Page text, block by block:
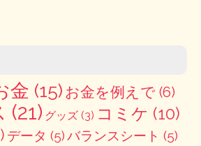
金 (15) お金を例えで (6)
(21) グッズ (3) コミケ (10)
データ (5)バランスシート (5)